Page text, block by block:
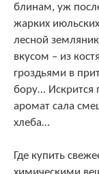
блинам, уж
жарких
лесной
вкусом – из
гроздьями в
бору… Искрится
аромат сала
хлеба…
Где купить